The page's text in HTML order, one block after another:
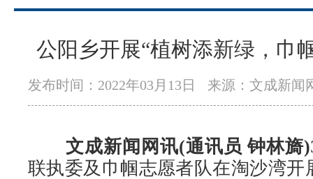
公阳乡开展“植树添新绿，巾
发布时间：2022年03月13日 来源：文成新闻
文成新闻网讯(通讯员 钟林旖)
联执委及巾帼志愿者队在淘沙湾开